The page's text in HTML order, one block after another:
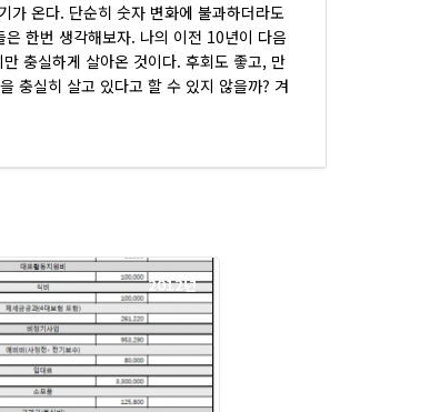
가 온다. 단순히 숫자 변화에 불과하더라도
한번 생각해보자. 나의 이전 10년이 다음
충실하게 살아온 것이다. 후회도 좋고, 만
충실히 살고 있다고 할 수 있지 않을까? 겨
2012년